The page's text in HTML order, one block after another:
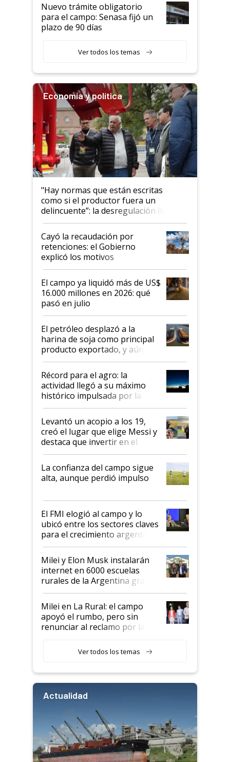
Nuevo trámite obligatorio
para el campo: Senasa fijó un
plazo de 90 días
Ver todos los temas
Economía y política
"Hay normas que están escritas
como si el productor fuera un
delincuente”: la desregulación llegó
al Congreso Aapresid y hasta se
habló del financiamiento al IPCVA
Cayó la recaudación por
retenciones: el Gobierno
explicó los motivos
El campo ya liquidó más de US$
16.000 millones en 2026: qué
pasó en julio
El petróleo desplazó a la
harina de soja como principal
producto exportado, y aún así
el agro aportó casi seis de cada
diez dólares y sostuvo el
liderazgo en un semestre
récord
Récord para el agro: la
actividad llegó a su máximo
histórico impulsada por la
cosecha y las exportaciones
Levantó un acopio a los 19,
creó el lugar que elige Messi y
destaca que invertir en el
kirchnerismo era como "darle
plata a un hijo para droga":
Juan Félix Rossetti, el libertario
que de una dura crisis salió
de Milei
La confianza del campo sigue
alta, aunque perdió impulso
El FMI elogió al campo y lo
ubicó entre los sectores claves
para el crecimiento argentino
Milei y Elon Musk instalarán
internet en 6000 escuelas
rurales de la Argentina gracias
a un acuerdo con Starlink
Milei en La Rural: el campo
apoyó el rumbo, pero sin
renunciar al reclamo por las
Ver todos los temas
Actualidad